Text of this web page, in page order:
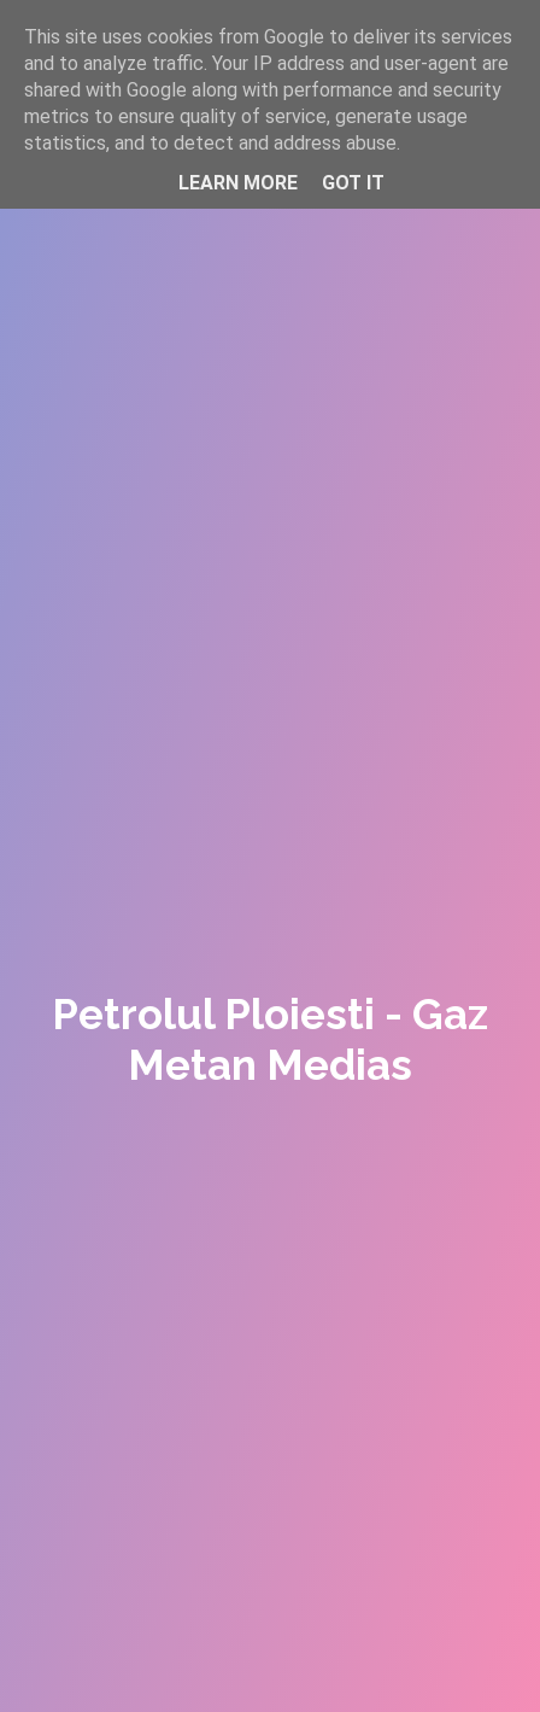
WWW.GAZISTI.RO
Petrolul Ploiesti - Gaz
Metan Medias
This site uses cookies from Google to deliver its services
and to analyze traffic. Your IP address and user-agent are
shared with Google along with performance and security
metrics to ensure quality of service, generate usage
statistics, and to detect and address abuse.
LEARN MORE
GOT IT